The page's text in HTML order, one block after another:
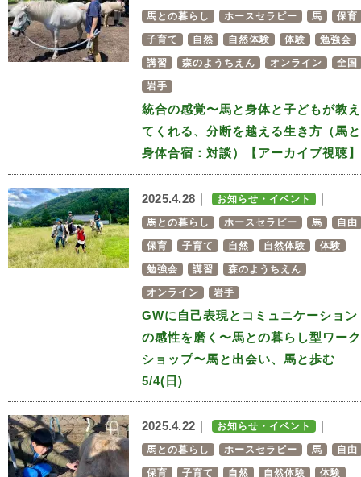
馬との暮らし ホースセラピー 馬 保育
子育て 自然 自然体験 体験 勉強会
講習 森のようちえん オンライン 全国
岩手
統合の感覚〜馬と身体と子どもが教え
てくれる、分断を越える生き方（馬と
身体合宿：対談）【アーカイブ視聴】
2025.4.28｜ お知らせ・イベント
馬との暮らし ホースセラピー 馬 自由
保育 子育て 自然 自然体験 体験
勉強会 講習 森のようちえん
オンライン 岩手
GWに自己表現とコミュニケーション
の感性を磨く〜馬との暮らし型ワーク
ショップ〜馬と出会い、馬と歩む
5/4(日)
2025.4.22｜ お知らせ・イベント
馬との暮らし ホースセラピー 馬 自由
保育 子育て 自然 自然体験 体験